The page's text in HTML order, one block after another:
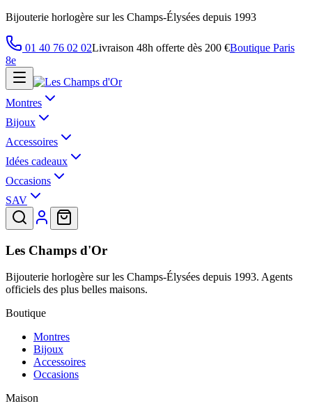
Bijouterie horlogère sur les Champs-Élysées depuis 1993
01 40 76 02 02Livraison 48h offerte dès 200 €Boutique Paris
8e
Montres
Bijoux
Accessoires
Idées cadeaux
Occasions
SAV
Les Champs d'Or
Bijouterie horlogère sur les Champs-Élysées depuis 1993. Agents
officiels des plus belles maisons.
Boutique
Montres
Bijoux
Accessoires
Occasions
Maison